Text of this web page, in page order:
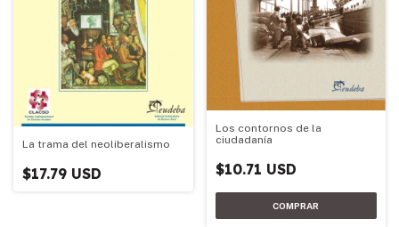
La trama del neoliberalismo
$17.79 USD
Los contornos de la
ciudadanía
$10.71 USD